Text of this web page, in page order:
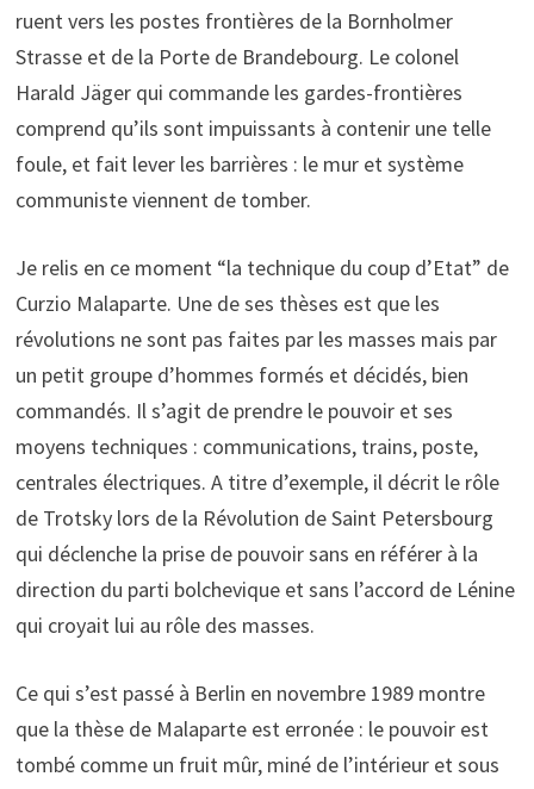
ruent vers les postes frontières de la Bornholmer
Strasse et de la Porte de Brandebourg. Le colonel
Harald Jäger qui commande les gardes-frontières
comprend qu’ils sont impuissants à contenir une telle
foule, et fait lever les barrières : le mur et système
communiste viennent de tomber.
Je relis en ce moment “la technique du coup d’Etat” de
Curzio Malaparte. Une de ses thèses est que les
révolutions ne sont pas faites par les masses mais par
un petit groupe d’hommes formés et décidés, bien
commandés. Il s’agit de prendre le pouvoir et ses
moyens techniques : communications, trains, poste,
centrales électriques. A titre d’exemple, il décrit le rôle
de Trotsky lors de la Révolution de Saint Petersbourg
qui déclenche la prise de pouvoir sans en référer à la
direction du parti bolchevique et sans l’accord de Lénine
qui croyait lui au rôle des masses.
Ce qui s’est passé à Berlin en novembre 1989 montre
que la thèse de Malaparte est erronée : le pouvoir est
tombé comme un fruit mûr, miné de l’intérieur et sous